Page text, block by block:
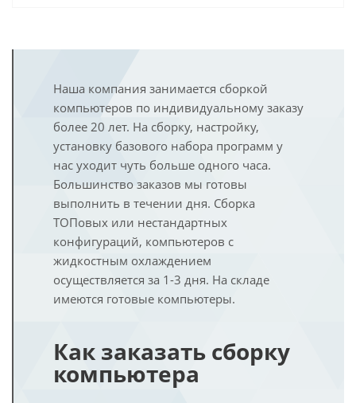
Наша компания занимается сборкой
компьютеров по индивидуальному заказу
более 20 лет. На сборку, настройку,
установку базового набора программ у
нас уходит чуть больше одного часа.
Большинство заказов мы готовы
выполнить в течении дня. Сборка
ТОПовых или нестандартных
конфигураций, компьютеров с
жидкостным охлаждением
осуществляется за 1-3 дня. На складе
имеются готовые компьютеры.
Как заказать сборку
компьютера